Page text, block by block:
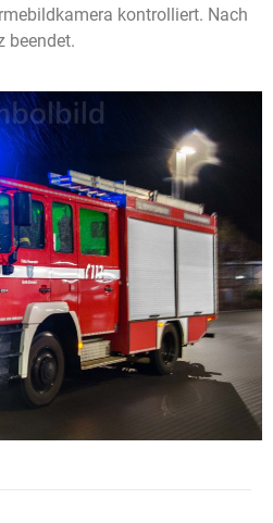
kontrolliert. Nach
beendet.